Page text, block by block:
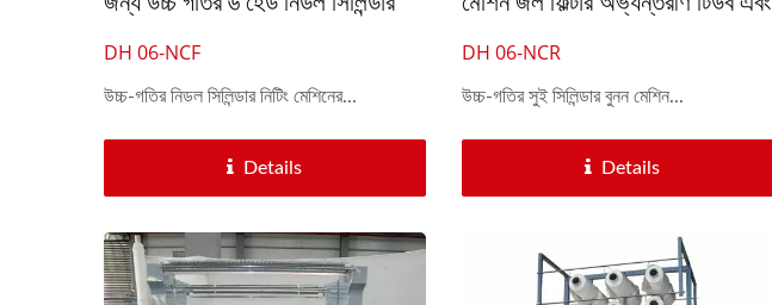
নিটিং মেশিন
DH 06-NCF
উচ্চ-গতির নিডল সিলিন্ডার নিটিং মেশিনের...
Details
পরিচয়পত্রের জন্য দড়ির জন্য।
DH 06-NCR
উচ্চ-গতির সুই সিলিন্ডার বুনন মেশিন...
Details